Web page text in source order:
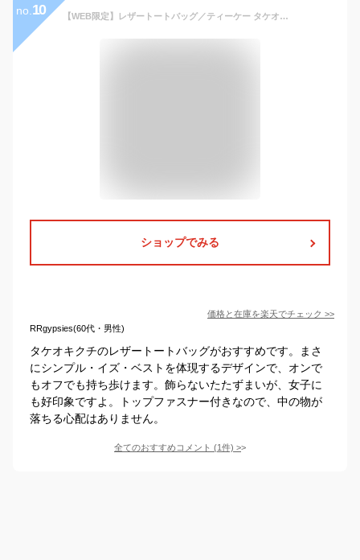
no. 10 【WEB限定】レザートートバッグ／ティーケー タケオキクチ（tk.TAKEO KIKUCHI）
ショップでみる
価格と在庫を楽天でチェック >>
RRgypsies(60代・男性)
タケオキクチのレザートートバッグがおすすめです。まさ
にシンプル・イズ・ベストを体現するデザインで、オンで
もオフでも持ち歩けます。飾らないたたずまいが、女子に
も好印象ですよ。トップファスナー付きなので、中の物が
落ちる心配はありません。
全てのおすすめコメント (1件) >